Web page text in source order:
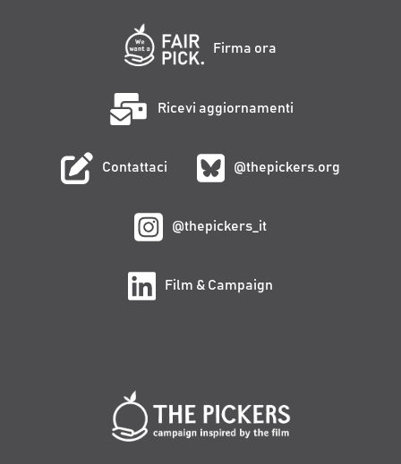
Firma ora
Ricevi aggiornamenti
Contattaci @thepickers.org
@thepickers_it
Film & Campaign